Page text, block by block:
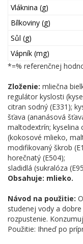
Vláknina (g)
Bílkoviny (g)
Sůl (g)
Vápník (mg)
*=% referenčnej
Zloženie: mliečna
regulátor kyslosti
citran sodný (E331);
šťava (ananásová
maltodextrín; kyselina
(kokosové mlieko,
modifikovaný škrob
horečnatý (E504);
sladidlá (sukralóza
Obsahuje: mlieko.
Návod na použitie:
studenej vody a
rozpustenie.
Použitie: Ihneď po